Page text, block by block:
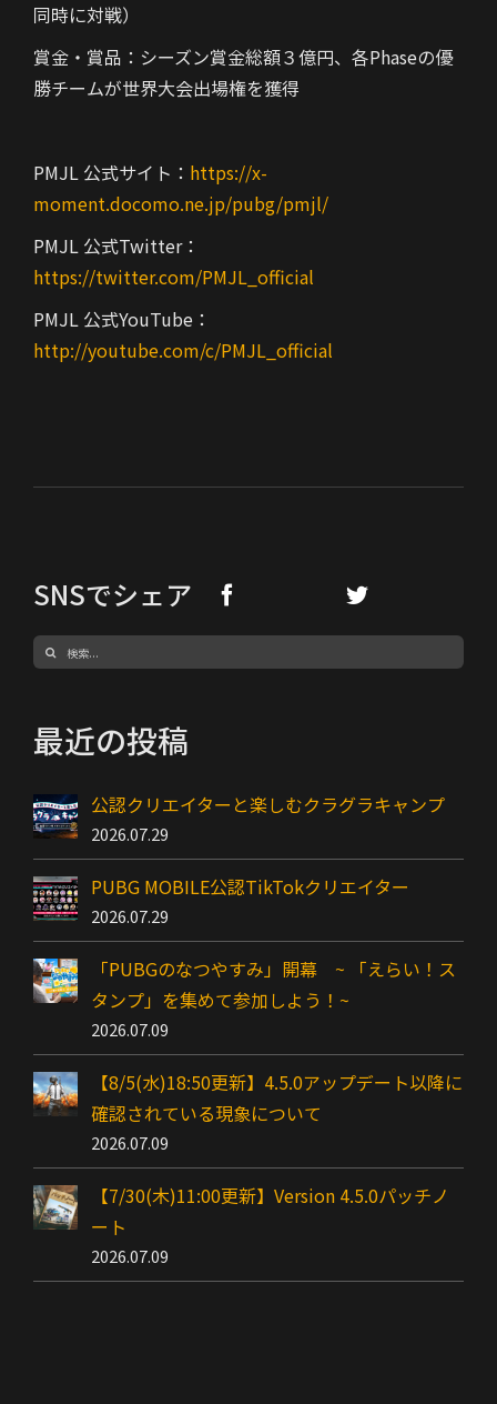
同時に対戦）
賞金・賞品：シーズン賞金総額３億円、各Phaseの優
勝チームが世界大会出場権を獲得
PMJL 公式サイト： https://x-
moment.docomo.ne.jp/pubg/pmjl/
PMJL 公式Twitter：
https://twitter.com/PMJL_official
PMJL 公式YouTube：
http://youtube.com/c/PMJL_official
SNSでシェア
検
最近の投稿
公認クリエイターと楽しむクラグラキャンプ
2026.07.29
PUBG MOBILE公認TikTokクリエイター
2026.07.29
「PUBGのなつやすみ」開幕 ~ 「えらい！ス
タンプ」を集めて参加しよう！~
2026.07.09
【8/5(水)18:50更新】4.5.0アップデート以降に
確認されている現象について
2026.07.09
【7/30(木)11:00更新】Version 4.5.0パッチノ
ート
2026.07.09